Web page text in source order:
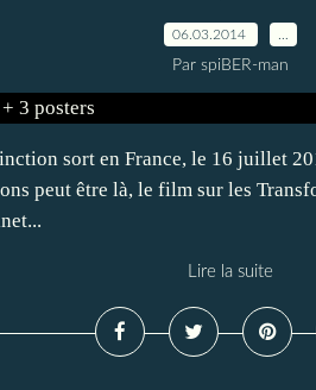
06.03.2014
Par spiBER-man
sort en France, le 16 juillet
peut être là, le film sur les
Lire la suite